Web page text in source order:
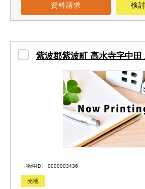
資料請求 検
紫波郡紫波町 高水寺字中田
〔物件ID〕 0000003436
売地